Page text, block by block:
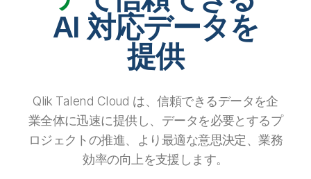
コミュニティ
カスタマーサポート
カスタマーポータル
初期トレーニング
製品関連
企業情報
採用情報
ニュースルーム
事業所 / 連絡先
Qlik
データをビジネス成果へ
テクノロジーパートナーとの連携
Qlik のデータ統合とデータ分析の価値を最大化
データ統合
データ統合とデータ品質の価格
適切なデータ統合プランで、信頼できるデータを迅速に提供し、よりスマー
トな意思決定を促進します。
データ分析の価格
適切なデータ分析プランで、より優れたインサイトを獲得し、ビジネス成果
の達成をサポートします。
イベント / Web セミナー
コミュニティ
AI 対応データを
提供
Qlik Talend Cloud は、信頼できるデータを企
業全体に迅速に提供し、データを必要とするプ
ロジェクトの推進、より最適な意思決定、業務
効率の向上を支援します。